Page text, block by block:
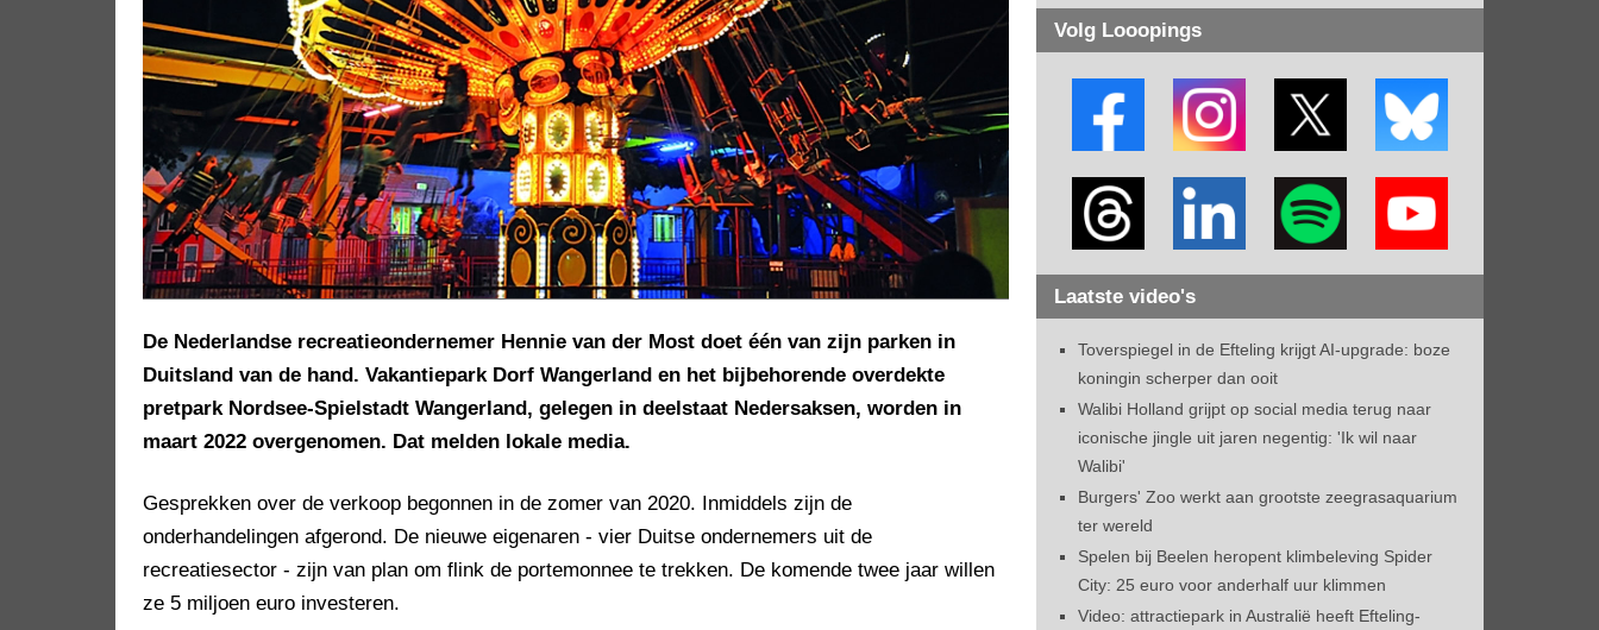
De Nederlandse recreatieondernemer Hennie van der Most doet één van zijn parken in
Duitsland van de hand. Vakantiepark Dorf Wangerland en het bijbehorende overdekte
pretpark Nordsee-Spielstadt Wangerland, gelegen in deelstaat Nedersaksen, worden in
maart 2022 overgenomen. Dat melden lokale media.
Gesprekken over de verkoop begonnen in de zomer van 2020. Inmiddels zijn de
onderhandelingen afgerond. De nieuwe eigenaren - vier Duitse ondernemers uit de
recreatiesector - zijn van plan om flink de portemonnee te trekken. De komende twee jaar willen
ze 5 miljoen euro investeren.
Volg Looopings
Laatste video's
Toverspiegel in de Efteling krijgt AI-upgrade: boze
koningin scherper dan ooit
Walibi Holland grijpt op social media terug naar
iconische jingle uit jaren negentig: 'Ik wil naar
Walibi'
Burgers' Zoo werkt aan grootste zeegrasaquarium
ter wereld
Spelen bij Beelen heropent klimbeleving Spider
City: 25 euro voor anderhalf uur klimmen
Video: attractiepark in Australië heeft Efteling-